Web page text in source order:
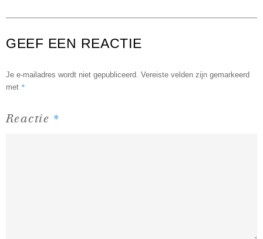
GEEF EEN REACTIE
Je e-mailadres wordt niet gepubliceerd. Vereiste velden zijn gemarkeerd
met *
Reactie *